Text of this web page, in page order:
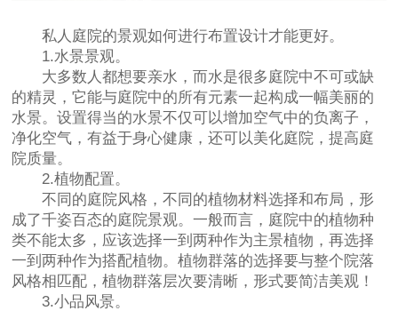
私人庭院的景观如何进行布置设计才能更好。
1.水景景观。
大多数人都想要亲水，而水是很多庭院中不可或缺
的精灵，它能与庭院中的所有元素一起构成一幅美丽的
水景。设置得当的水景不仅可以增加空气中的负离子，
净化空气，有益于身心健康，还可以美化庭院，提高庭
院质量。
2.植物配置。
不同的庭院风格，不同的植物材料选择和布局，形
成了千姿百态的庭院景观。一般而言，庭院中的植物种
类不能太多，应该选择一到两种作为主景植物，再选择
一到两种作为搭配植物。植物群落的选择要与整个院落
风格相匹配，植物群落层次要清晰，形式要简洁美观！
3.小品风景。